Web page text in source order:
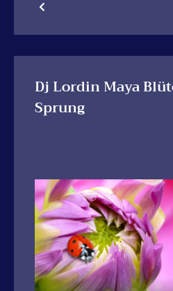
Unternehmensberatung,
Dj Lordin Maya
Sprung